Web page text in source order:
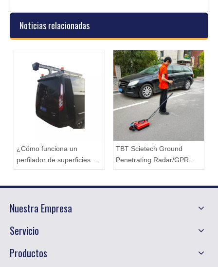
Noticias relacionadas
¿Cómo funciona un
perfilador de superficies de
carreteras?
TBT Scietech Ground
Penetrating Radar/GPR
para la carretera de
Nuestra Empresa
Servicio
Productos